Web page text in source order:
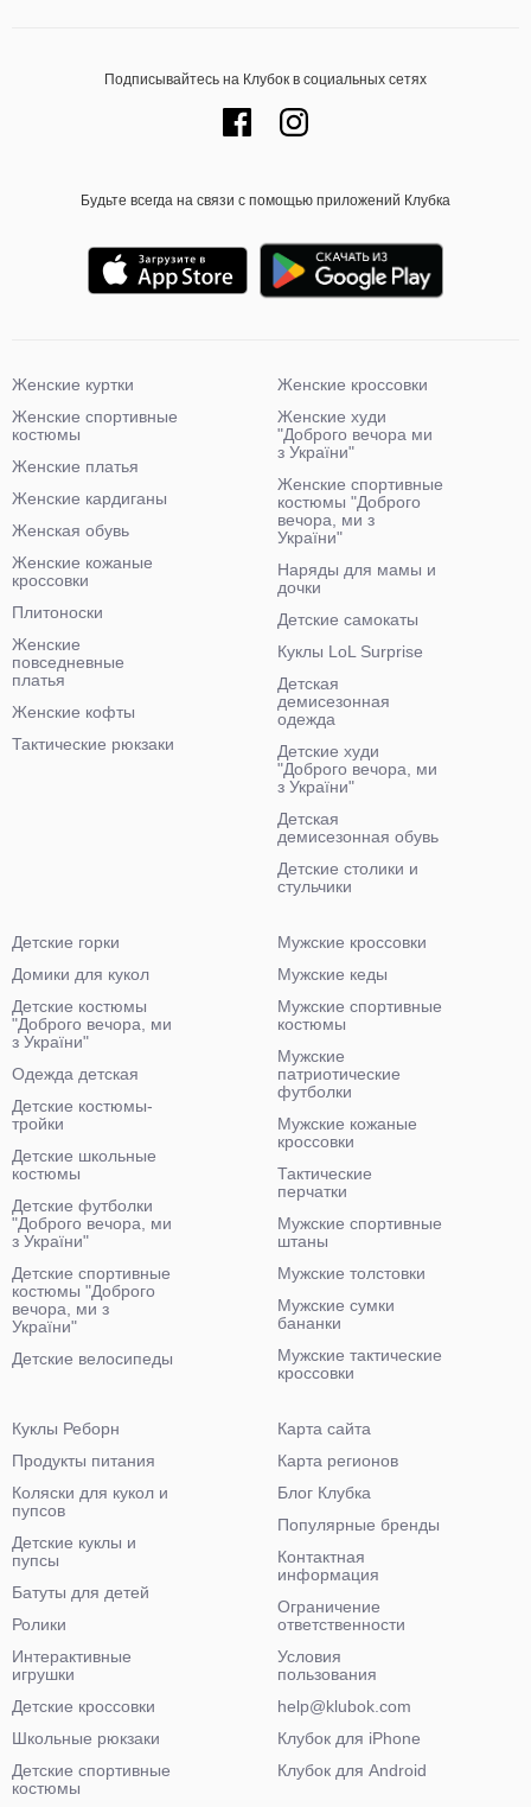
Подписывайтесь на Клубок в социальных сетях
Будьте всегда на связи с помощью приложений Клубка
Женские куртки
Женские спортивные
костюмы
Женские платья
Женские кардиганы
Женская обувь
Женские кожаные
кроссовки
Плитоноски
Женские
повседневные
платья
Женские кофты
Тактические рюкзаки
Женские кроссовки
Женские худи
"Доброго вечора ми
з України"
Женские спортивные
костюмы "Доброго
вечора, ми з
України"
Наряды для мамы и
дочки
Детские самокаты
Куклы LoL Surprise
Детская
демисезонная
одежда
Детские худи
"Доброго вечора, ми
з України"
Детская
демисезонная обувь
Детские столики и
стульчики
Детские горки
Домики для кукол
Детские костюмы
"Доброго вечора, ми
з України"
Одежда детская
Детские костюмы-
тройки
Детские школьные
костюмы
Детские футболки
"Доброго вечора, ми
з України"
Детские спортивные
костюмы "Доброго
вечора, ми з
України"
Детские велосипеды
Мужские кроссовки
Мужские кеды
Мужские спортивные
костюмы
Мужские
патриотические
футболки
Мужские кожаные
кроссовки
Тактические
перчатки
Мужские спортивные
штаны
Мужские толстовки
Мужские сумки
бананки
Мужские тактические
кроссовки
Куклы Реборн
Продукты питания
Коляски для кукол и
пупсов
Детские куклы и
пупсы
Батуты для детей
Ролики
Интерактивные
игрушки
Детские кроссовки
Школьные рюкзаки
Детские спортивные
костюмы
Карта сайта
Карта регионов
Блог Клубка
Популярные бренды
Контактная
информация
Ограничение
ответственности
Условия
пользования
help@klubok.com
Клубок для iPhone
Клубок для Android